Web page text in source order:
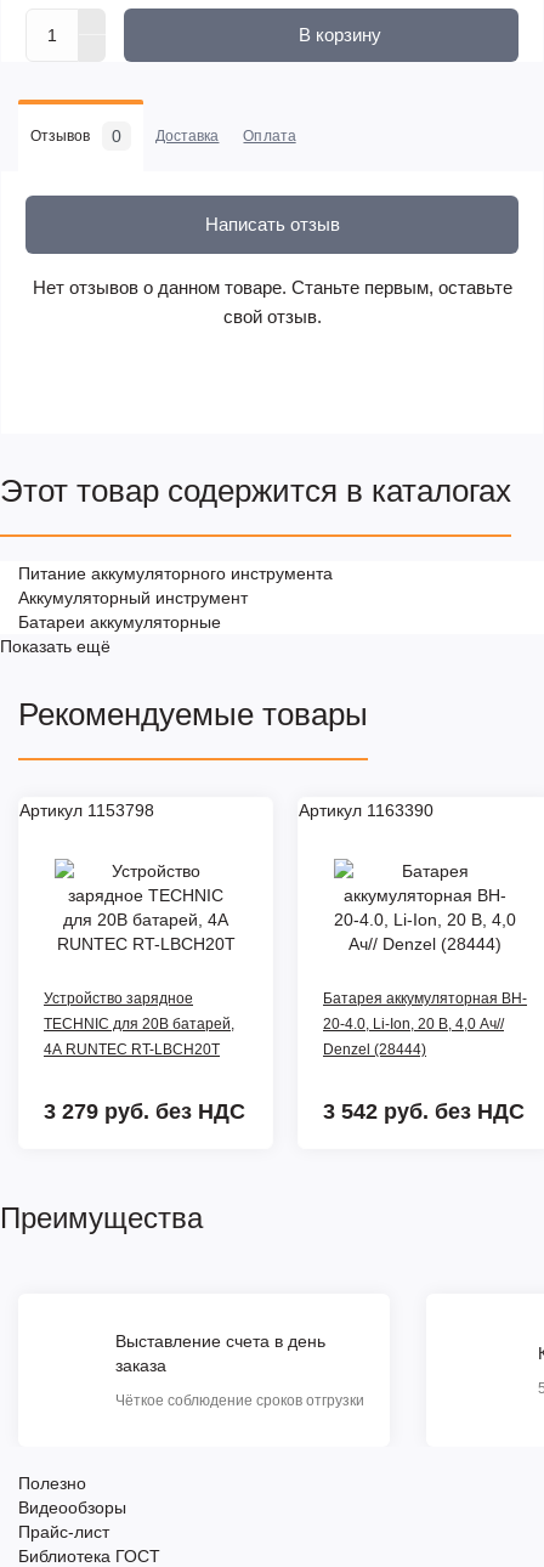
В корзину
Отзывов 0 Доставка Оплата
Написать отзыв
Нет отзывов о данном товаре. Станьте первым, оставьте
свой отзыв.
Этот товар содержится в каталогах
Питание аккумуляторного инструмента
Аккумуляторный инструмент
Батареи аккумуляторные
Показать ещё
Рекомендуемые товары
Артикул 1153798
Устройство зарядное
TECHNIC для 20В батарей,
4А RUNTEC RT-LBCH20T
3 279 руб. без НДС
Артикул 1163390
Батарея аккумуляторная BH-
20-4.0, Li-Ion, 20 В, 4,0 Ач//
Denzel (28444)
3 542 руб. без НДС
Преимущества
Выставление счета в день
заказа
Чёткое соблюдение сроков отгрузки
Полезно
Видеообзоры
Прайс-лист
Библиотека ГОСТ